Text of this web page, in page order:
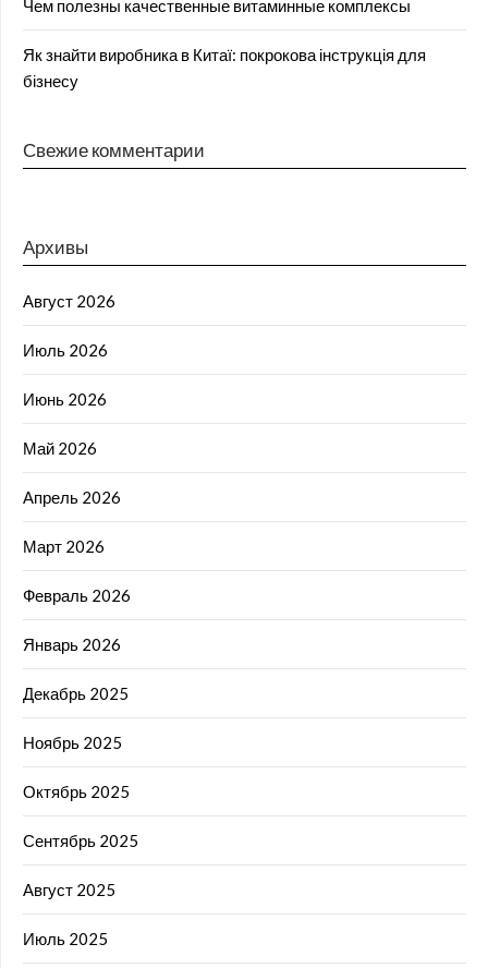
Чем полезны качественные витаминные комплексы
Як знайти виробника в Китаї: покрокова інструкція для
бізнесу
Свежие комментарии
Архивы
Август 2026
Июль 2026
Июнь 2026
Май 2026
Апрель 2026
Март 2026
Февраль 2026
Январь 2026
Декабрь 2025
Ноябрь 2025
Октябрь 2025
Сентябрь 2025
Август 2025
Июль 2025